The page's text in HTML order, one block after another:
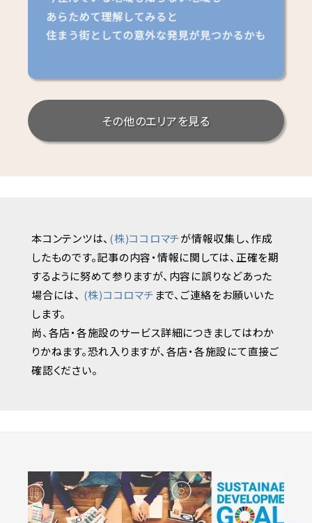
その他のエリアを見る
本コンテンツは、 (株)ココロマチが情報収集し、作成
したものです。記事の内容・情報に関しては、正確を期
するように努めて参りますが、内容に誤りなどあった
場合には、 (株)ココロマチ まで、ご連絡をお願いいた
します。
尚、各店・各施設のサービス詳細につきましてはわか
りかねます。恐れ入りますが、各店・各施設にて直接ご
確認ください。